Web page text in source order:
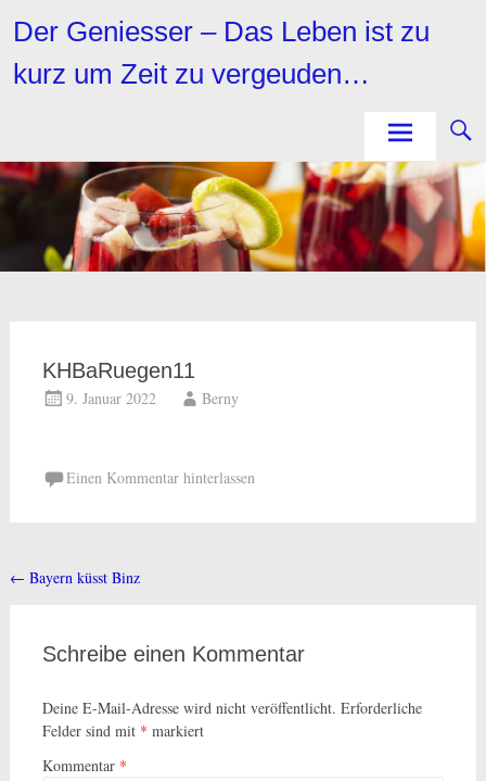
InhaltDer Geniesser – Das Leben ist zu
kurz um Zeit zu vergeuden…
KHBaRuegen11
9. Januar 2022 Berny
Einen Kommentar hinterlassen
Beitragsnavigation
← Bayern küsst Binz
Schreibe einen Kommentar
Deine E-Mail-Adresse wird nicht veröffentlicht. Erforderliche
Felder sind mit * markiert
Kommentar *